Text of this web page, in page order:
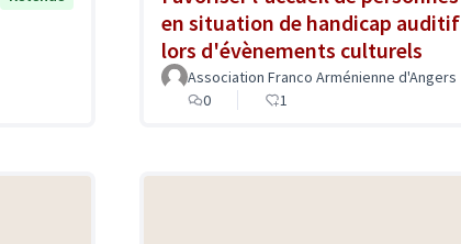
en situation de handicap auditif
lors d'évènements culturels
Association Franco Arménienne d'Angers
0
1